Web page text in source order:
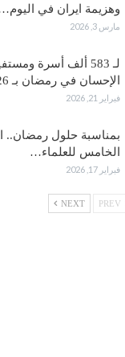
وهزيمة ايران في
مارس 3, 2026
لـ 583 ألف أسرة
الإحسان في رمضان بـ 26…
فبراير 21, 2026
بمناسبة حلول رمضان..
الخامس للعلماء…
فبراير 17, 2026
NEXT